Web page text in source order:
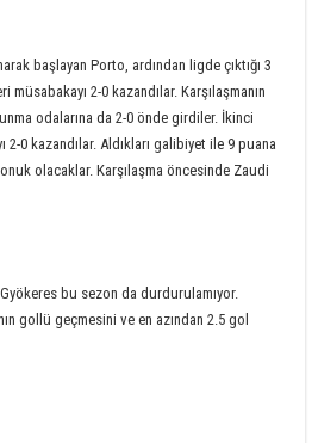
başlayan Porto, ardından ligde çıktığı 3
2-0 kazandılar. Karşılaşmanın
odalarına da 2-0 önde girdiler. İkinci
2-0 kazandılar. Aldıkları galibiyet ile 9 puana
olacaklar. Karşılaşma öncesinde Zaudi
bu sezon da durdurulamıyor.
gollü geçmesini ve en azından 2.5 gol